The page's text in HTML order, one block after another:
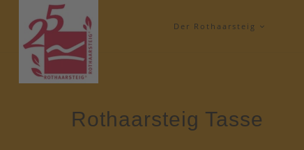
Der Rothaarsteig
Rothaarsteig Tasse